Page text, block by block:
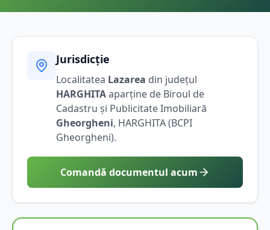
Jurisdicție
Localitatea Lazarea din județul
HARGHITAaparține de Biroul de
Cadastru și Publicitate Imobiliară
Gheorgheni, HARGHITA(BCPI
Gheorgheni).
Comandă documentul acum